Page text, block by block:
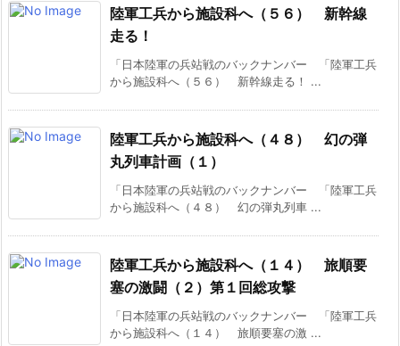
陸軍工兵から施設科へ（５６） 新幹線
走る！
「日本陸軍の兵站戦のバックナンバー 「陸軍工兵
から施設科へ（５６） 新幹線走る！ ...
陸軍工兵から施設科へ（４８） 幻の弾
丸列車計画（１）
「日本陸軍の兵站戦のバックナンバー 「陸軍工兵
から施設科へ（４８） 幻の弾丸列車 ...
陸軍工兵から施設科へ（１４） 旅順要
塞の激闘（２）第１回総攻撃
「日本陸軍の兵站戦のバックナンバー 「陸軍工兵
から施設科へ（１４） 旅順要塞の激 ...